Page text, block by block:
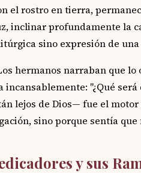
el rostro en tierra,
inclinar profundamente la
sino expresión de
hermanos narraban que
"¿Qué
lejos de Dios— fue el
sino porque sentía que
y sus